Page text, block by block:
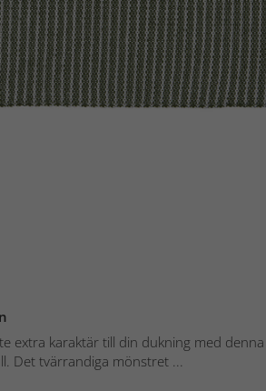
extra karaktär till din dukning med denna
Det tvärrandiga mönstret ...